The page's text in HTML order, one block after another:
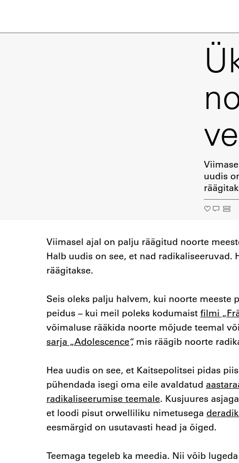
uudis
Viimasel ajal on palju räägitud noorte
Halb uudis on see, et nad radikaliseeruvad.
räägitakse.
Seis oleks palju halvem, kui noorte meeste
peidus – kui meil poleks kodumaist filmi
võimaluse rääkida noorte mõjude teemal
sarja „Adolescence“, mis räägib noorte
Hea uudis on see, et Kaitsepolitsei pidas
pühendada isegi oma eile avaldatud
radikaliseerumise teemale. Kusjuures
et loodi pisut orwelliliku nimetusega
eesmärgid on usutavasti head ja õiged.
Teemaga tegeleb ka meedia. Nii võib